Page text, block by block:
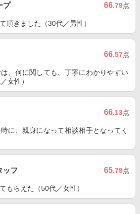
プ 66.79点
頂きました（30代／男性）
66.57点
、何に関しても、丁寧にわかりやすい
女性）
66.13点
に、親身になって相談相手となってく
ッフ 65.79点
もらえた（50代／女性）